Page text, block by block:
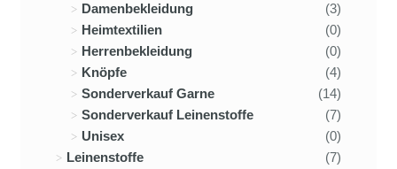
Damenbekleidung
(3)
Heimtextilien
(0)
Herrenbekleidung
(0)
Knöpfe
(4)
Sonderverkauf Garne
(14)
Sonderverkauf Leinenstoffe
(7)
Unisex
(0)
Leinenstoffe
(7)